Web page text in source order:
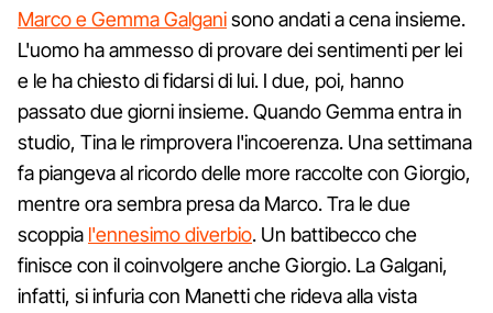
Marco e Gemma Galganisono andati a cena insieme.
L'uomo ha ammesso di provare dei sentimenti per lei
e le ha chiesto di fidarsi di lui. I due, poi, hanno
passato due giorni insieme. Quando Gemma entra in
studio, Tina le rimprovera l'incoerenza. Una settimana
fa piangeva al ricordo delle more raccolte con Giorgio,
mentre ora sembra presa da Marco. Tra le due
scoppia l'ennesimo diverbio. Un battibecco che
finisce con il coinvolgere anche Giorgio. La Galgani,
infatti, si infuria con Manetti che rideva alla vista